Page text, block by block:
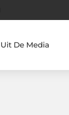
Uit De Media